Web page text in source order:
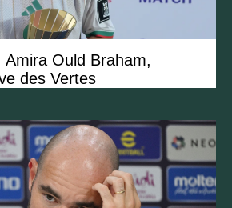
Amira Ould Braham,
des Vertes